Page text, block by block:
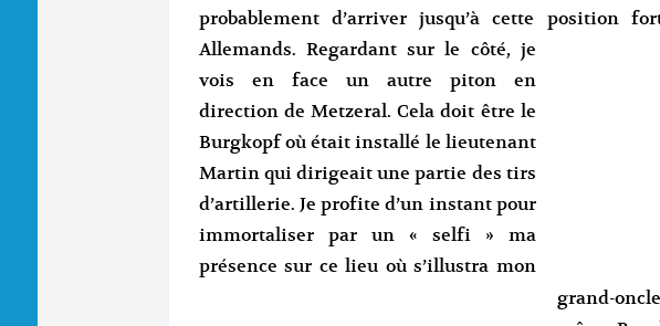
probablement d’arriver jusqu’à cette position
Allemands. Regardant sur le côté, je
vois en face un autre piton en
direction de Metzeral. Cela doit être le
Burgkopf où était installé le lieutenant
Martin qui dirigeait une partie des tirs
d’artillerie. Je profite d’un instant pour
immortaliser par un « selfi » ma
présence sur ce lieu où s’illustra mon
grand-